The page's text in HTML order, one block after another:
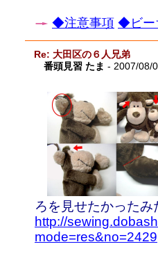
◆注意事項 ◆ビー
Re: 大田区の６人兄弟
番頭見習 たま - 2007/08/
ろを見せたかったみ
http://
mode=res&no=2429